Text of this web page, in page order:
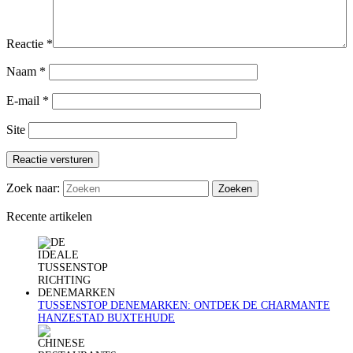
Reactie *
Naam *
E-mail *
Site
Reactie versturen
Zoek naar:
Recente artikelen
TUSSENSTOP DENEMARKEN: ONTDEK DE CHARMANTE
HANZESTAD BUXTEHUDE